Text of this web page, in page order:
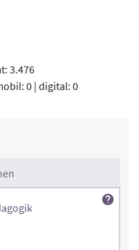
3.476
0 | digital: 0